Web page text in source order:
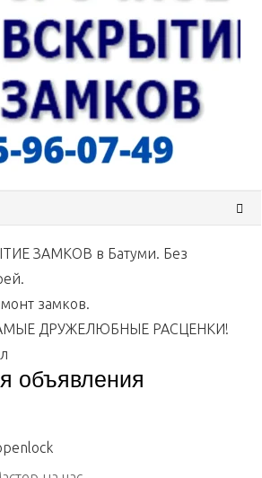
ЗАМКОВ в Батуми. Без
замков.
ДРУЖЕЛЮБНЫЕ РАСЦЕНКИ!
объявления